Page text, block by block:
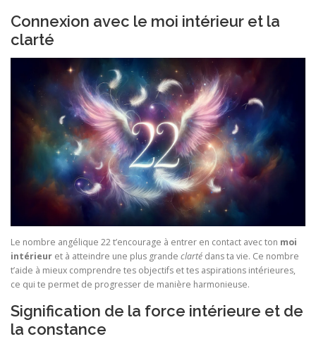
Connexion avec le moi intérieur et la
clarté
Le nombre angélique 22 t’encourage à entrer en contact avec ton moi
intérieur et à atteindre une plus grande clarté dans ta vie. Ce nombre
t’aide à mieux comprendre tes objectifs et tes aspirations intérieures,
ce qui te permet de progresser de manière harmonieuse.
Signification de la force intérieure et de
la constance